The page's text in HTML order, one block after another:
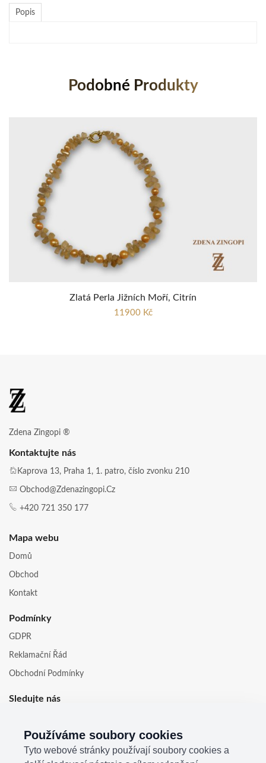
Popis
Podobné Produkty
Zlatá Perla Jižních Moří, Citrín
11900 Kč
Zdena Zingopi ®
Kontaktujte nás
Kaprova 13, Praha 1, 1. patro, číslo zvonku 210
Obchod@zdenazingopi.cz
+420 721 350 177
Mapa webu
Domů
Obchod
Kontakt
Podmínky
GDPR
Reklamační Řád
Obchodní Podmínky
Sledujte nás
Používáme soubory cookies
Tyto webové stránky používají soubory cookies a